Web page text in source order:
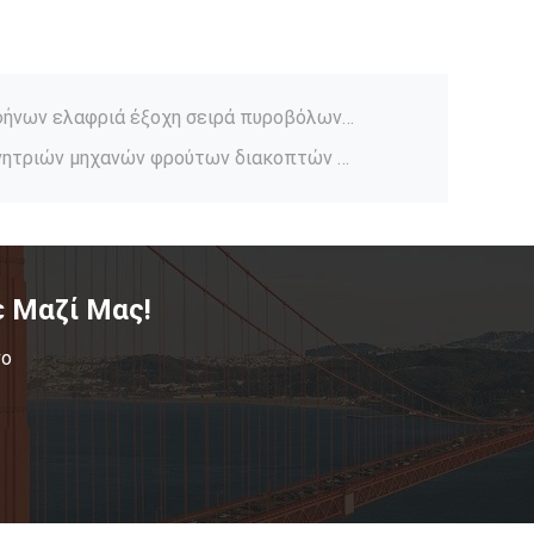
Jammer κηφήνων σακιδίων πλάτης ραδιο ψηφιακή πηγή με την πολυ συχνότητα και το ποσοστό 3000M
Σταθερή Jammer σημάτων 5.6W κυψελοειδής συσκευή για να εμποδίσει το τηλεφωνικό σήμα κυττάρων στο αυτοκίνητο
56W κυψελοειδής Jammer σημάτων συσκευή για να εμποδίσει το κινητό τηλεφωνικό σήμα 550M σειρά
36V ηλεκτρομαγνητικό Jammer σφυγμού, Emp μικροϋπολογιστών Jammer αυλάκωση για τη μηχανή φρούτων πόκερ
Μαζί Μας!